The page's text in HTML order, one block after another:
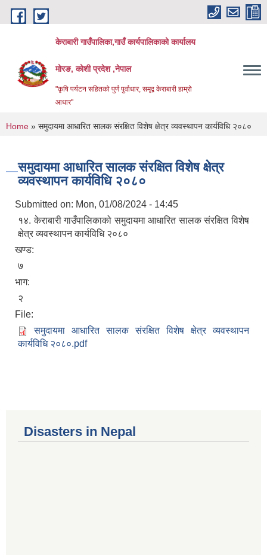
Skip to main content
केराबारी गाउँपालिका,गाउँ कार्यपालिकाको कार्यालय
मोरङ, कोशी प्रदेश ,नेपाल
"कृषि पर्यटन सहितको पुर्ण पुर्वाधार, समृद्व केराबारी हाम्रो
आधार"
You are here
Home » समुदायमा आधारित सालक संरक्षित विशेष क्षेत्र व्यवस्थापन कार्यविधि २०८०
समुदायमा आधारित सालक संरक्षित विशेष क्षेत्र
व्यवस्थापन कार्यविधि २०८०
Submitted on: Mon, 01/08/2024 - 14:45
१४. केराबारी गाउँपालिकाको समुदायमा आधारित सालक संरक्षित विशेष
क्षेत्र व्यवस्थापन कार्यविधि २०८०
खण्ड:
७
भाग:
२
File:
समुदायमा आधारित सालक संरक्षित विशेष क्षेत्र व्यवस्थापन
कार्यविधि २०८०.pdf
Disasters in Nepal